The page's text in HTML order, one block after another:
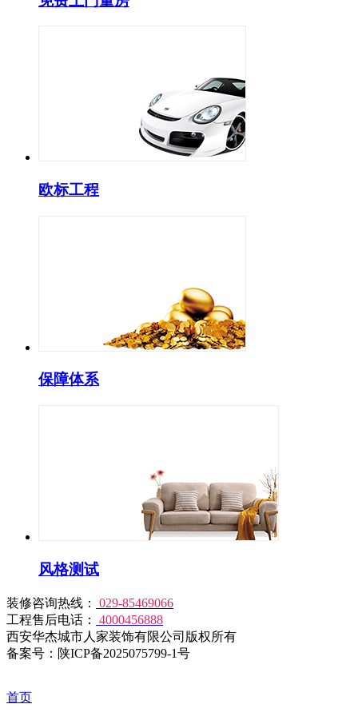
欧标工程
保障体系
风格测试
装修咨询热线：
029-85469066
工程售后电话：
4000456888
西安华杰城市人家装饰有限公司版权所有
备案号：陕ICP备2025075799-1号
首页